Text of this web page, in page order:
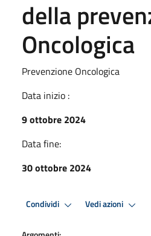
della
Oncologica
Prevenzione Oncologica
Data inizio :
9 ottobre 2024
Data fine:
30 ottobre 2024
Condividi Vedi azioni